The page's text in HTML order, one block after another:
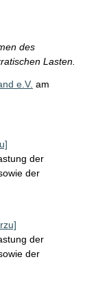
des
Lasten.
e.V. am
der
der
der
der